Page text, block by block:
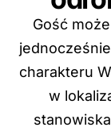
Gość
charakteru
w